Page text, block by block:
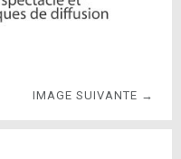
IMAGE SUIVANTE →